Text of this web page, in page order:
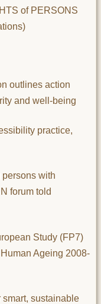
of PERSONS
outlines action
and well-being
practice,
with
forum told
Study (FP7)
Ageing 2008-
smart, sustainable